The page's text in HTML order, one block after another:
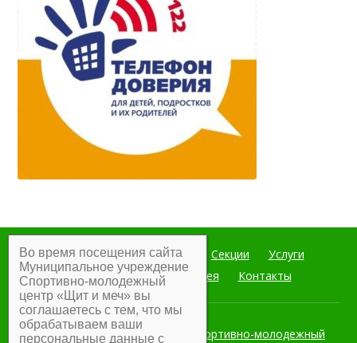
Главная Мероприятия Секции
Услуги
Документы
Фотогалерея Контакты
Муниципальное учреждение Спортивно-молодежный
Во время посещения сайта
Муниципальное учреждение
Спортивно-молодежный
центр «Щит и меч» вы
соглашаетесь с тем, что мы
обрабатываем ваши
персональные данные с